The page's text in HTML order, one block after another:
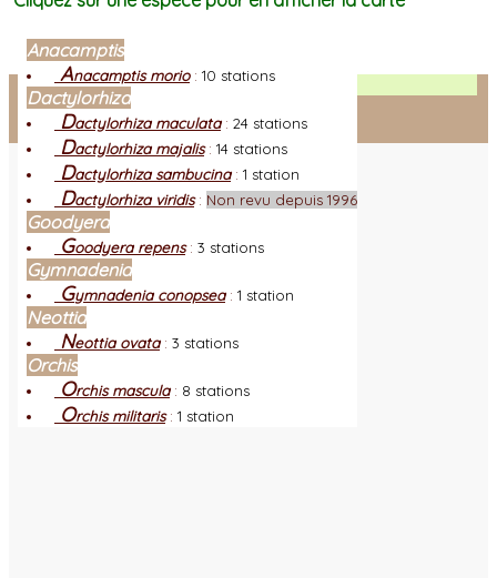
Facebook
Connexion adhérent
Anacamptis
Anacamptis morio: 10 stations
Dactylorhiza
Dactylorhiza maculata: 24 stations
Dactylorhiza majalis: 14 stations
Dactylorhiza sambucina: 1 station
Dactylorhiza viridis: Non revu depuis 1996
Goodyera
Goodyera repens: 3 stations
Gymnadenia
Gymnadenia conopsea: 1 station
Neottia
Neottia ovata: 3 stations
Orchis
Orchis mascula: 8 stations
Orchis militaris: 1 station